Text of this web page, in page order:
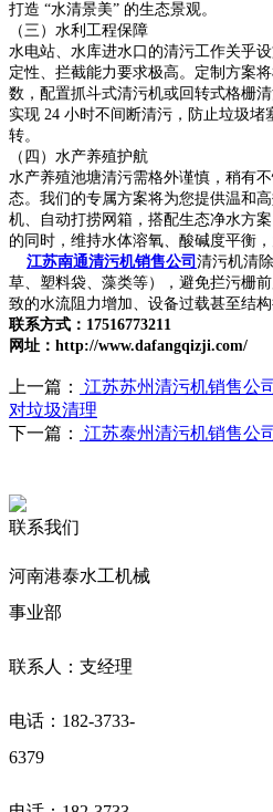
打造 “水清景美” 的生态景观。
（三）水利工程保障
水电站、水库进水口的清污工作关乎
定性、拦截能力要求极高。定制方案
数，配置抓斗式清污机或回转式格栅
实现 24 小时不间断清污，防止垃圾堵
转。
（四）水产养殖护航
水产养殖池塘清污需格外谨慎，稍有
态。我们的专属方案将为您提供温和
机、自动打捞网箱，搭配生态净水方
的同时，维持水体溶氧、酸碱度平衡
江苏南通清污机销售公司 清污机清
草、塑料袋、藻类等），避免拦污栅
致的水流阻力增加、设备过载甚至结构
联系方式：17516773211
网址：http://www.dafangqizji.com/
上一篇：
江苏苏州清污机销售公
对垃圾清理
下一篇：
江苏泰州清污机销售公
联系我们
河南港泰水工机械
事业部
联系人：支经理
电话：182-3733-
6379